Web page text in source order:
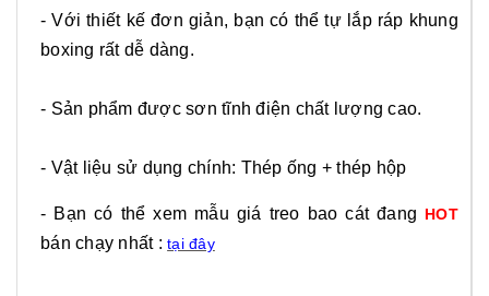
- Với thiết kế đơn giản, bạn có thể tự lắp ráp khung
boxing rất dễ dàng.
- Sản phẩm được sơn tĩnh điện chất lượng cao.
- Vật liệu sử dụng chính: Thép ống + thép hộp
- Bạn có thể xem mẫu giá treo bao cát đang HOT
bán chạy nhất :tại đây